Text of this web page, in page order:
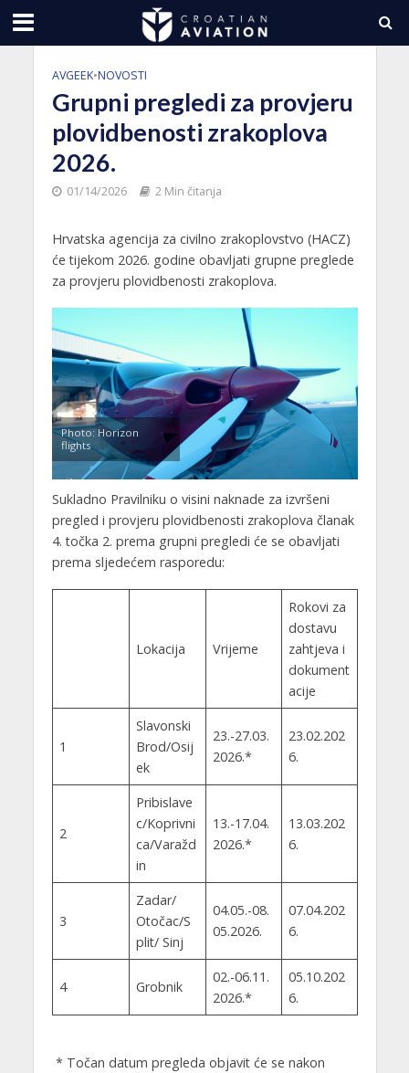
AVGEEK•NOVOSTI
Grupni pregledi za provjeru
plovidbenosti zrakoplova
2026.
01/14/2026 2 Min čitanja
Hrvatska agencija za civilno zrakoplovstvo (HACZ)
će tijekom 2026. godine obavljati grupne preglede
za provjeru plovidbenosti zrakoplova.
Photo: Horizon
flights
Sukladno Pravilniku o visini naknade za izvršeni
pregled i provjeru plovidbenosti zrakoplova članak
4. točka 2. prema grupni pregledi će se obavljati
prema sljedećem rasporedu:
Lokacija Vrijeme
Rokovi za
dostavu
zahtjeva i
dokument
acije
1
Slavonski
Brod/Osij
ek
23.-27.03.
2026.*
23.02.202
6.
2
Pribislave
c/Koprivni
ca/Varažd
in
13.-17.04.
2026.*
13.03.202
6.
3
Zadar/
Otočac/S
plit/ Sinj
04.05.-08.
05.2026.
07.04.202
6.
4 Grobnik
02.-06.11.
2026.*
05.10.202
6.
* Točan datum pregleda objavit će se nakon